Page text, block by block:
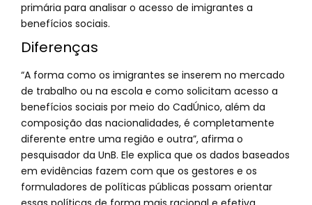
primária para analisar o acesso de imigrantes a
benefícios sociais.
Diferenças
“A forma como os imigrantes se inserem no mercado
de trabalho ou na escola e como solicitam acesso a
benefícios sociais por meio do CadÚnico, além da
composição das nacionalidades, é completamente
diferente entre uma região e outra”, afirma o
pesquisador da UnB. Ele explica que os dados baseados
em evidências fazem com que os gestores e os
formuladores de políticas públicas possam orientar